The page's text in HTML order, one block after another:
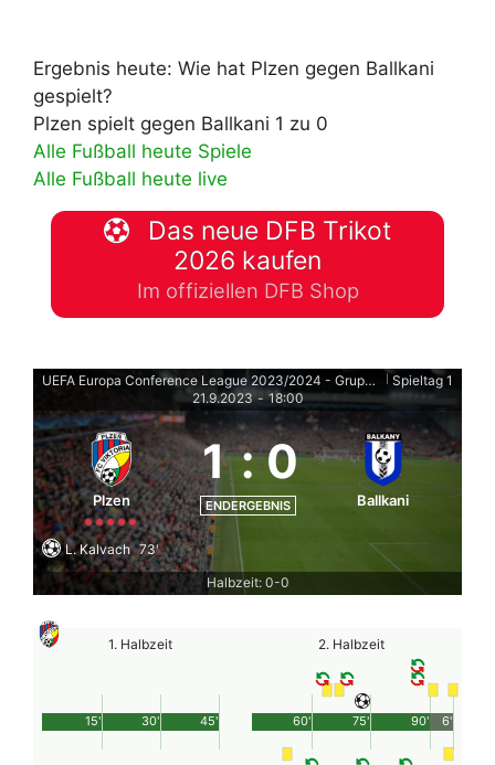
Ergebnis heute: Wie hat Plzen gegen Ballkani
gespielt?
Plzen spielt gegen Ballkani 1 zu 0
Alle Fußball heute Spiele
Alle Fußball heute live
Das neue DFB Trikot
2026 kaufen
Im offiziellen DFB Shop
UEFA Europa Conference League 2023/2024 - Gruppenphase
Spieltag 1
21.9.2023 - 18:00
Plzen
1 :0
ENDERGEBNIS Ballkani
L. Kalvach 73'
Halbzeit: 0-0
1. Halbzeit
45'
15' 30'
2. Halbzeit
90'
60' 75' 6'